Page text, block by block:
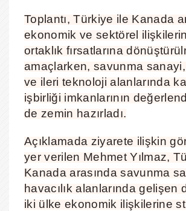
Toplantı, Türkiye ile Kanada
ekonomik ve sektörel
ortaklık fırsatlarına
amaçlarken, savunma sanayi,
ve ileri teknoloji alanlarında
işbirliği imkanlarının
de zemin hazırladı.
Açıklamada ziyarete ilişkin
yer verilen Mehmet Yılmaz,
Kanada arasında savunma
havacılık alanlarında gelişen
iki ülke ekonomik ilişkilerine